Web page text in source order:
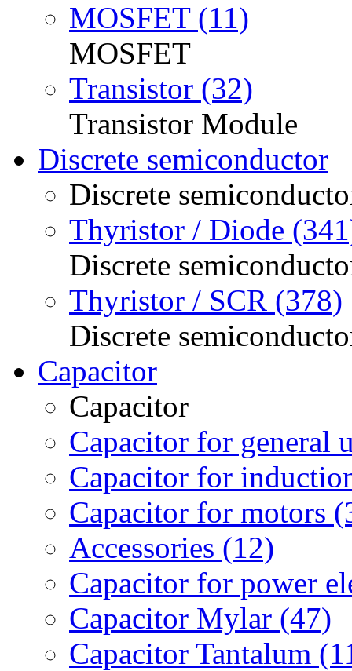
MOSFET (11)
MOSFET
Transistor (32)
Transistor Module
Discrete semiconductor
Discrete
Thyristor / Diode
Discrete
Thyristor / SCR (378)
Discrete
Capacitor
Capacitor
Capacitor for general
Capacitor for
Capacitor for motors
Accessories (12)
Capacitor for power
Capacitor Mylar (47)
Capacitor Tantalum